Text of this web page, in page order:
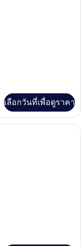
เลือกวันที่เพื่อดูราคา
ตียงคิงไซส์ 1 เตียง, วิวทะ